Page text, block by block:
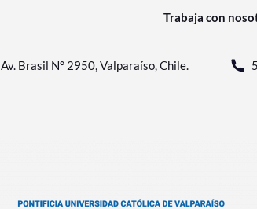
Trabaja con
Av. Brasil N° 2950, Valparaíso, Chile.